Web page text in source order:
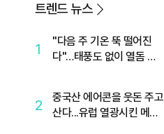
트렌드 뉴스
1
"다음 주 기온 뚝 떨어진
다"…태풍도 없이 열돔 박
2
중국산 에어콘을 웃돈 주고
산다...유럽 열광시킨 메이